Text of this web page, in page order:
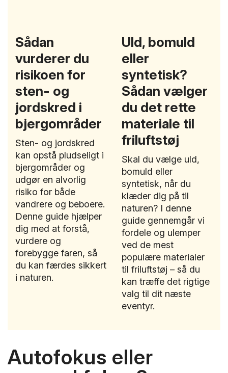
Sådan
vurderer du
risikoen for
sten- og
jordskred i
bjergområder
Sten- og jordskred
kan opstå pludseligt i
bjergområder og
udgør en alvorlig
risiko for både
vandrere og beboere.
Denne guide hjælper
dig med at forstå,
vurdere og
forebygge faren, så
du kan færdes sikkert
i naturen.
Uld, bomuld
eller
syntetisk?
Sådan vælger
du det rette
materiale til
friluftstøj
Skal du vælge uld,
bomuld eller
syntetisk, når du
klæder dig på til
naturen? I denne
guide gennemgår vi
fordele og ulemper
ved de mest
populære materialer
til friluftstøj – så du
kan træffe det rigtige
valg til dit næste
eventyr.
Autofokus eller